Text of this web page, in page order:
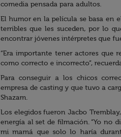
comedia pensada para adultos.
El humor en la película se basa en
terribles que les suceden, por lo
encontrar jóvenes intérpretes que
“Era importante tener actores que
como correcto e incorrecto”,
Para conseguir a los chicos
empresa de casting y que tuvo a
Shazam.
Los elegidos fueron Jacbo
energía al set de filmación. “Yo no
mi mamá que solo lo haría